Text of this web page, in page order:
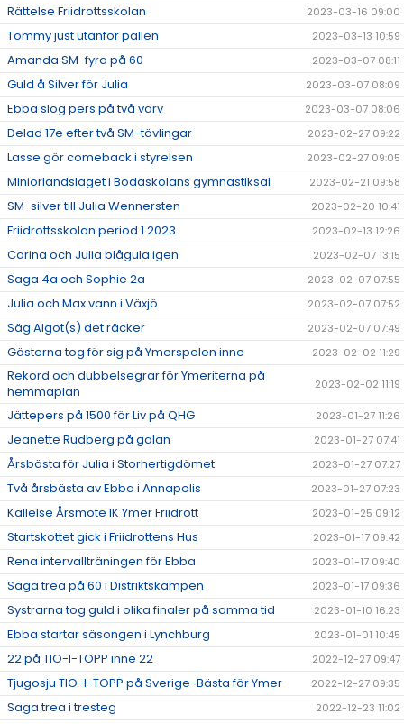
Rättelse Friidrottsskolan 2023-03-16 09:00
Tommy just utanför pallen 2023-03-13 10:59
Amanda SM-fyra på 60 2023-03-07 08:11
Guld å Silver för Julia 2023-03-07 08:09
Ebba slog pers på två varv 2023-03-07 08:06
Delad 17e efter två SM-tävlingar 2023-02-27 09:22
Lasse gör comeback i styrelsen 2023-02-27 09:05
Miniorlandslaget i Bodaskolans gymnastiksal 2023-02-21 09:58
SM-silver till Julia Wennersten 2023-02-20 10:41
Friidrottsskolan period 1 2023 2023-02-13 12:26
Carina och Julia blågula igen 2023-02-07 13:15
Saga 4a och Sophie 2a 2023-02-07 07:55
Julia och Max vann i Växjö 2023-02-07 07:52
Säg Algot(s) det räcker 2023-02-07 07:49
Gästerna tog för sig på Ymerspelen inne 2023-02-02 11:29
Rekord och dubbelsegrar för Ymeriterna på
hemmaplan
2023-02-02 11:19
Jättepers på 1500 för Liv på QHG 2023-01-27 11:26
Jeanette Rudberg på galan 2023-01-27 07:41
Årsbästa för Julia i Storhertigdömet 2023-01-27 07:27
Två årsbästa av Ebba i Annapolis 2023-01-27 07:23
Kallelse Årsmöte IK Ymer Friidrott 2023-01-25 09:12
Startskottet gick i Friidrottens Hus 2023-01-17 09:42
Rena intervallträningen för Ebba 2023-01-17 09:40
Saga trea på 60 i Distriktskampen 2023-01-17 09:36
Systrarna tog guld i olika finaler på samma tid 2023-01-10 16:23
Ebba startar säsongen i Lynchburg 2023-01-01 10:45
22 på TIO-I-TOPP inne 22 2022-12-27 09:47
Tjugosju TIO-I-TOPP på Sverige-Bästa för Ymer 2022-12-27 09:35
Saga trea i tresteg 2022-12-23 11:02